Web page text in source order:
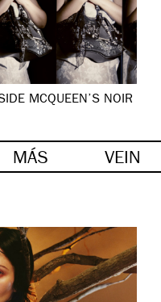
MCQUEEN’S NOIR
MÁS VEIN